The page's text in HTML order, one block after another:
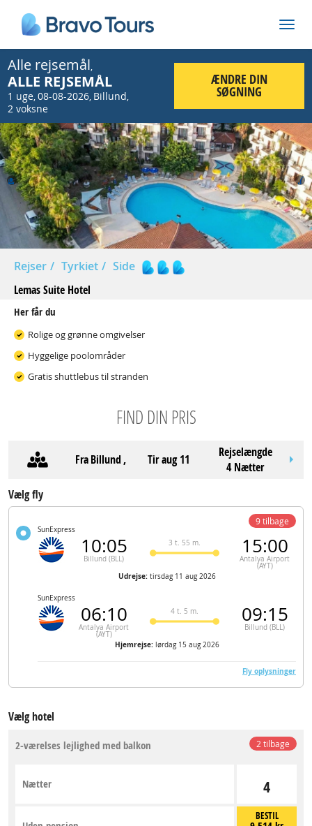
Alle rejsemål,
ALLE REJSEMÅL
1 uge,08-08-2026, Billund,
2 voksne
ÆNDRE DIN
SØGNING
Prev
Rejser Tyrkiet
Side
Lemas Suite Hotel
Her får du
Rolige og grønne omgivelser
Hyggelige poolområder
Gratis shuttlebus til stranden
FIND DIN PRIS
FraBillund, tir aug 11
Rejselængde
4 Nætter
Vælg fly
SunExpress
10:05
Billund (BLL)
3 t. 55 m. 15:00
Antalya Airport
(AYT)
Udrejse: tirsdag 11 aug 2026
SunExpress
06:10
Antalya Airport
(AYT)
4 t. 5 m. 09:15
Billund (BLL)
Hjemrejse: lørdag 15 aug 2026
9 tilbage
Fly oplysninger
Vælg hotel
2 tilbage
2-værelses lejlighed med balkon
4
Nætter
BESTIL